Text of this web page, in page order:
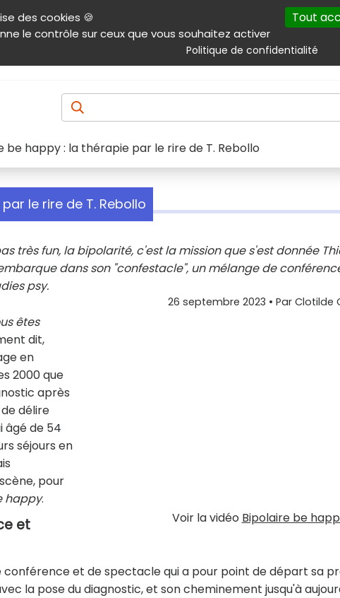
des cookies 🍪
le contrôle sur ceux que vous souhaitez activer
Tout
Politique de confidentialité
Menu principal Autres services
Produits & services Emploi Droit
be happy : la thérapie par le rire de T. Rebollo
le rire de T. Rebollo
très fun, la bipolarité, c'est la mission que s'est donnée
dans son "confestacle", un mélange de
psy.
26 septembre 2023 • Par Clotilde
Voir la vidéo Bipolaire be
êtes
dit,
en
2000 que
après
délire
âgé de 54
séjours en
pour
happy.
et
conférence et de spectacle qui a pour point de départ sa
la pose du diagnostic, et son cheminement jusqu'à